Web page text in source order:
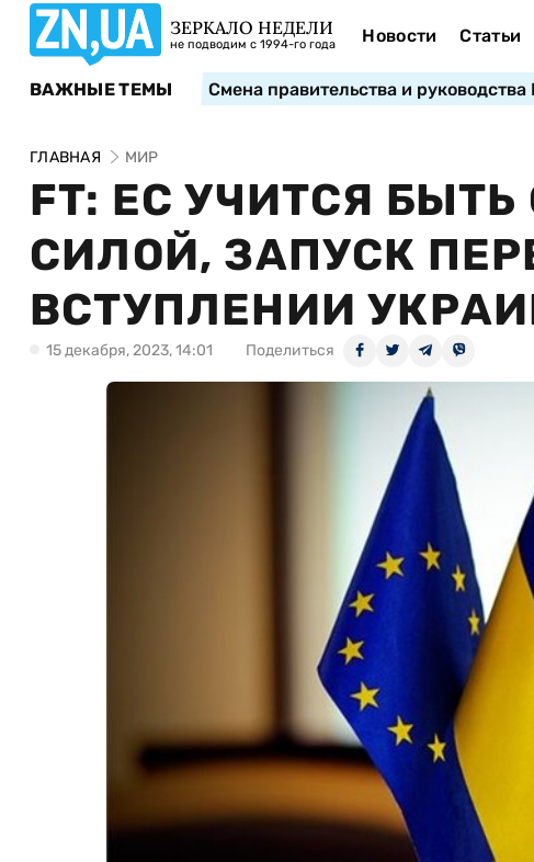
ЗЕРКАЛО НЕДЕЛИ
не подводим с 1994-го года Новости Статьи
ВАЖНЫЕ ТЕМЫ Смена правительства и руководства
ГЛАВНАЯ МИР
FT: ЕС УЧИТСЯ
СИЛОЙ, ЗАПУСК
ВСТУПЛЕНИИ
15 декабря, 2023, 14:01 Поделиться